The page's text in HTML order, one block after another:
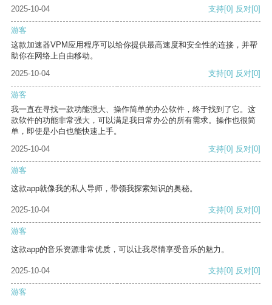
2025-10-04
支持[0] 反对[0]
游客
这款加速器VPM应用程序可以给你提供最高速度和安全性的连接，并帮
助你在网络上自由移动。
2025-10-04
支持[0] 反对[0]
游客
我一直在寻找一款功能强大、操作简单的办公软件，终于找到了它。这
款软件的功能非常强大，可以满足我日常办公的所有需求。操作也很简
单，即使是小白也能快速上手。
2025-10-04
支持[0] 反对[0]
游客
这款app就像我的私人导师，带领我探索知识的奥秘。
2025-10-04 支持[0] 反对[0]
游客
这款app的音乐资源非常优质，可以让我尽情享受音乐的魅力。
2025-10-04 支持[0] 反对[0]
游客